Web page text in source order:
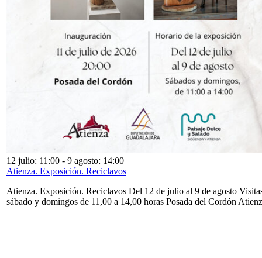
12 julio: 11:00 - 9 agosto: 14:00
Atienza. Exposición. Reciclavos
Atienza. Exposición. Reciclavos Del 12 de julio al 9 de agosto
sábado y domingos de 11,00 a 14,00 horas Posada del Cordón